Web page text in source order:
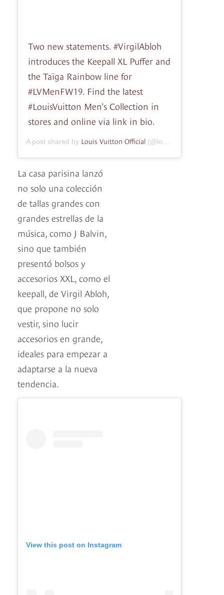
Two new statements. #VirgilAbloh
introduces the Keepall XL Puffer and
the Taïga Rainbow line for
#LVMenFW19. Find the latest
#LouisVuitton Men’s Collection in
stores and online via link in bio.
A post shared by Louis Vuitton Official (@louisvuitton) on
La casa parisina lanzó
no solo una colección
de tallas grandes con
grandes estrellas de la
música, como J Balvin,
sino que también
presentó bolsos y
accesorios XXL, como el
keepall, de Virgil Abloh,
que propone no solo
vestir, sino lucir
accesorios en grande,
ideales para empezar a
adaptarse a la nueva
tendencia.
View this post on Instagram